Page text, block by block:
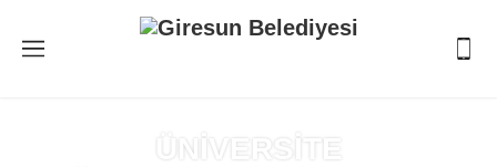
ÜNİVERSİTE